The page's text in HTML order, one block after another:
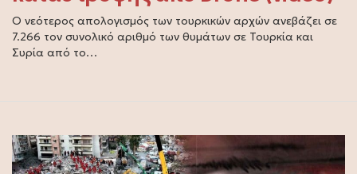
Ο νεότερος απολογισμός των τουρκικών αρχών ανεβάζει σε
7.266 τον συνολικό αριθμό των θυμάτων σε Τουρκία και
Συρία από το…